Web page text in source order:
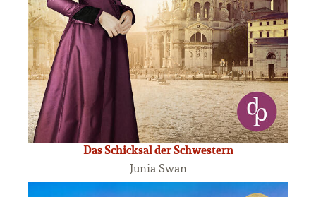
Das Schicksal der Schwestern
Junia Swan